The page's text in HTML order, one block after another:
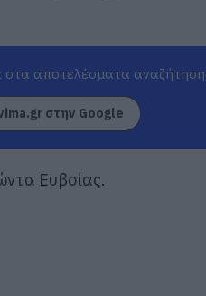
αποτελέσματα
στην Google
Ευβοίας.